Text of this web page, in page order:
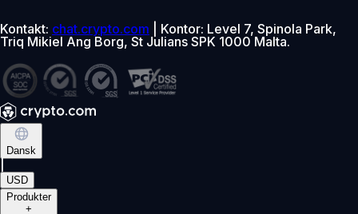
Kontakt: chat.crypto.com | Kontor: Level 7, Spinola Park,
Triq Mikiel Ang Borg, St Julians SPK 1000 Malta.
Dansk
USD
Produkter
+